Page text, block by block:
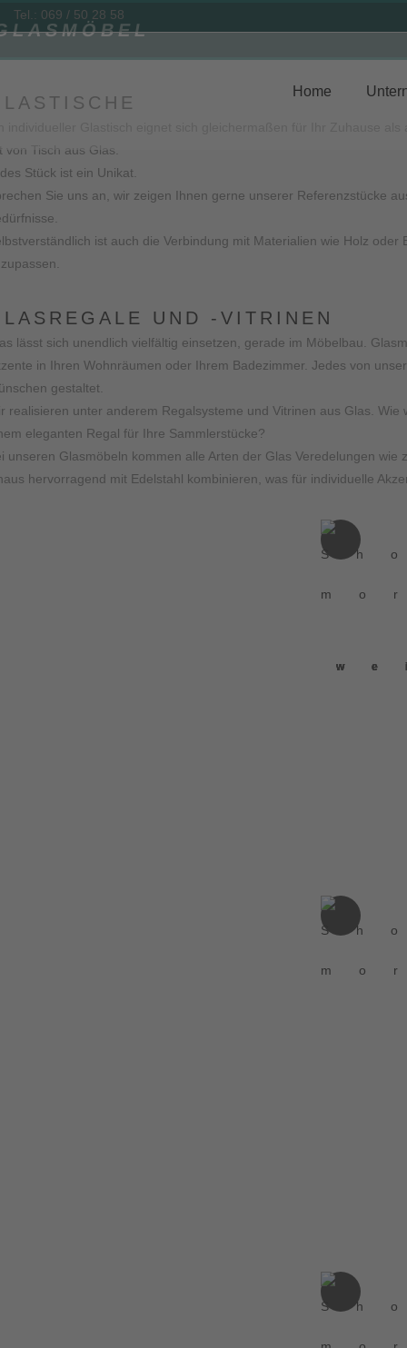
Tel.: 069 / 50 28 58
Home
von Tisch aus Glas.
Stück ist ein Unikat.
Sie uns an, wir zeigen Ihnen gerne unserer Referenzstücke
ist auch die Verbindung mit Materialien wie Holz
UND -VITRINEN
lässt sich unendlich vielfältig einsetzen, gerade im Möbelbau.
in Ihren Wohnräumen oder Ihrem Badezimmer. Jedes von
gestaltet.
realisieren unter anderem Regalsysteme und Vitrinen aus Glas.
eleganten Regal für Ihre Sammlerstücke?
unseren Glasmöbeln kommen alle Arten der Glas Veredelungen
hervorragend mit Edelstahl kombinieren, was für individuelle